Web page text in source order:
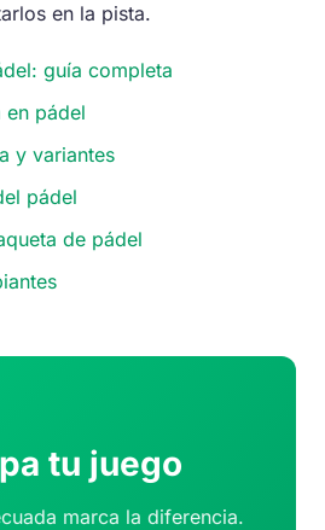
en la pista.
guía completa
en pádel
y variantes
pádel
de pádel
tu juego
marca la diferencia.